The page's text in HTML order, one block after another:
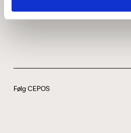
Følg CEPOS